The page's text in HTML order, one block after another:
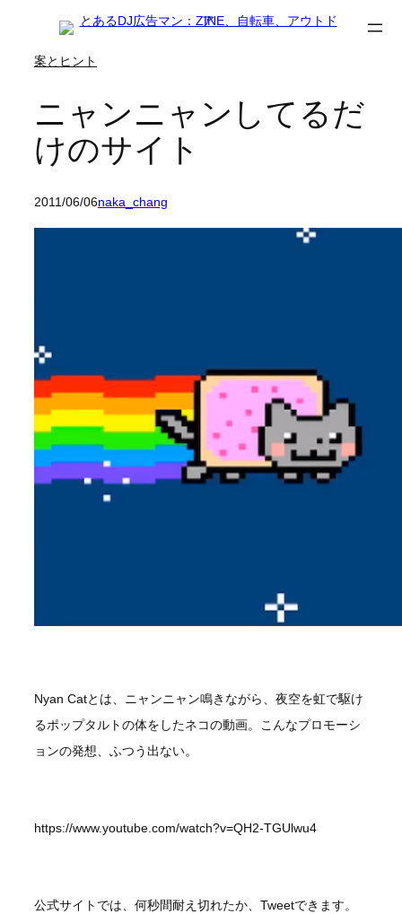
案とヒント
ニャンニャンしてるだ
けのサイト
2011/06/06naka_chang
Nyan Catとは、ニャンニャン鳴きながら、夜空を虹で駆け
るポップタルトの体をしたネコの動画。こんなプロモーシ
ョンの発想、ふつう出ない。
https://www.youtube.com/watch?v=QH2-TGUlwu4
公式サイトでは、何秒間耐え切れたか、Tweetできます。